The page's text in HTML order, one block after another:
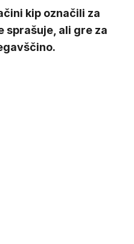
kip označili za
sprašuje, ali gre za